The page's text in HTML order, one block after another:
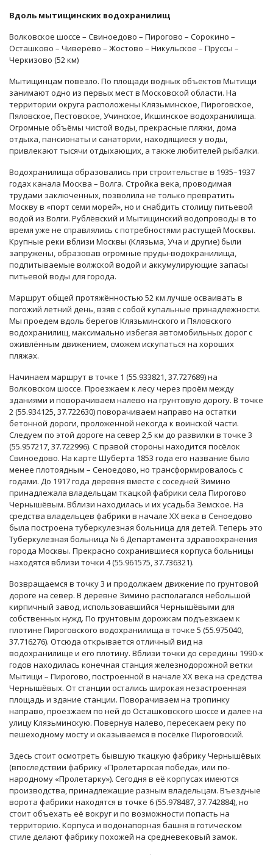
Вдоль мытищинских водохранилищ
Волковское шоссе – Свиноедово – Пирогово – Сорокино –
Осташково – Чиверёво – Жостово – Никульское – Пруссы –
Черкизово (52 км)
Мытищинцам повезло. По площади водных объектов Мытищи
занимают одно из первых мест в Московской области. На
территории округа расположены Клязьминское, Пироговское,
Пяловское, Пестовское, Учинское, Икшинское водохранилища.
Огромные объёмы чистой воды, прекрасные пляжи, дома
отдыха, пансионаты и санатории, находящиеся у воды,
привлекают тысячи отдыхающих, а также любителей рыбалки.
Водохранилища образовались при строительстве в 1935–1937
годах канала Москва – Волга. Стройка века, проводимая
трудами заключенных, позволила не только превратить
Москву в «порт семи морей», но и снабдить столицу питьевой
водой из Волги. Рублёвский и Мытищинский водопроводы в то
время уже не справлялись с потребностями растущей Москвы.
Крупные реки вблизи Москвы (Клязьма, Уча и другие) были
запружены, образовав огромные пруды-водохранилища,
подпитываемые волжской водой и аккумулирующие запасы
питьевой воды для города.
Маршрут общей протяжённостью 52 км лучше осваивать в
погожий летний день, взяв с собой купальные принадлежности.
Мы проедем вдоль берегов Клязьминского и Пяловского
водохранилищ, максимально избегая автомобильных дорог с
оживлённым движением, сможем искупаться на хороших
пляжах.
Начинаем маршрут в точке 1 (55.933821, 37.727689) на
Волковском шоссе. Проезжаем к лесу через проём между
зданиями и поворачиваем налево на грунтовую дорогу. В точке
2 (55.934125, 37.722630) поворачиваем направо на остатки
бетонной дороги, проложенной некогда к воинской части.
Следуем по этой дороге на север 2,5 км до развилки в точке 3
(55.957217, 37.722996). С правой стороны находится посёлок
Свиноедово. На карте Шуберта 1853 года его название было
менее плотоядным – Сеноедово, но трансформировалось с
годами. До 1917 года деревня вместе с соседней Зимино
принадлежала владельцам ткацкой фабрики села Пирогово
Чернышёвым. Вблизи находилась и их усадьба Земское. На
средства владельцев фабрики в начале XX века в Сеноедово
была построена туберкулезная больница для детей. Теперь это
Туберкулезная больница № 6 Департамента здравоохранения
города Москвы. Прекрасно сохранившиеся корпуса больницы
находятся вблизи точки 4 (55.961575, 37.736321).
Возвращаемся в точку 3 и продолжаем движение по грунтовой
дороге на север. В деревне Зимино располагался небольшой
кирпичный завод, использовавшийся Чернышёвыми для
собственных нужд. По грунтовым дорожкам подъезжаем к
плотине Пироговского водохранилища в точке 5 (55.975040,
37.716276). Отсюда открывается отличный вид на
водохранилище и его плотину. Вблизи точки до середины 1990-х
годов находилась конечная станция железнодорожной ветки
Мытищи – Пирогово, построенной в начале XX века на средства
Чернышёвых. От станции остались широкая незастроенная
площадь и здание станции. Поворачиваем на тропинку
направо, проезжаем по ней до Осташковского шоссе и далее на
улицу Клязьминскую. Повернув налево, пересекаем реку по
пешеходному мосту и оказываемся в посёлке Пироговский.
Здесь стоит осмотреть бывшую ткацкую фабрику Чернышёвых
(впоследствии фабрику «Пролетарская победа», или по-
народному «Пролетарку»). Сегодня в её корпусах имеются
производства, принадлежащие разным владельцам. Въездные
ворота фабрики находятся в точке 6 (55.978487, 37.742884), но
стоит объехать её вокруг и по возможности попасть на
территорию. Корпуса и водонапорная башня в готическом
стиле делают фабрику похожей на средневековый замок.